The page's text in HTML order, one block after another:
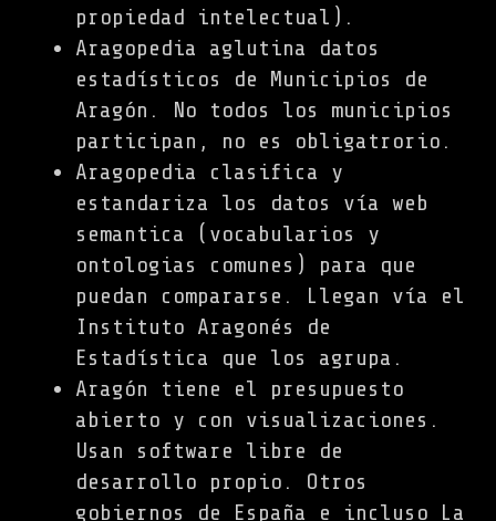
propiedad intelectual).
Aragopedia aglutina datos
estadísticos de Municipios de
Aragón. No todos los municipios
participan, no es obligatrorio.
Aragopedia clasifica y
estandariza los datos vía web
semantica (vocabularios y
ontologias comunes) para que
puedan compararse. Llegan vía el
Instituto Aragonés de
Estadística que los agrupa.
Aragón tiene el presupuesto
abierto y con visualizaciones.
Usan software libre de
desarrollo propio. Otros
gobiernos de España e incluso La